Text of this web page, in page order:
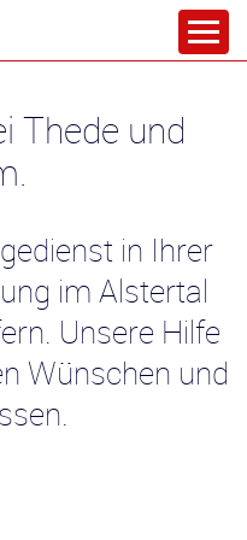
Thede und
in Ihrer
im Alstertal
Unsere Hilfe
Wünschen und